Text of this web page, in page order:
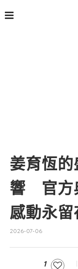
姜育恆
響 官方
感動永留
2026-07-06
1